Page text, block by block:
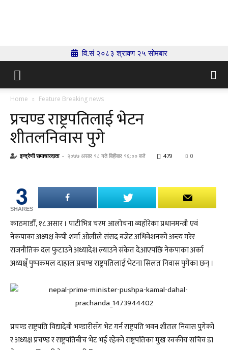
वि.सं २०८३ श्रावण २५ सोमबार
Home Feature Breaking news
प्रचण्ड राष्ट्रपतिलाई भेटन
शीतलनिवास पुगे
इन्द्रेणी समाचारदाता - २०७७ असार १८ गते बिहीबार १६:०० बजे 479 0
3
SHARES
काठमाडौँ, १८ असार । पाटीभित्र चरम आलोचना व्यहोरेका प्रधानमन्त्री एवं
नेकपाका अध्यक्ष केपी शर्मा ओलीले संसद बजेट अधिवेशनको अन्त्य गरेर
राजनीतिक दल फुटाउने अध्यादेश ल्याउने संकेत देआएपछि नेकपाका अर्का
अध्यक्ष्ँ पुष्पकमल दाहाल प्रचण्ड राष्ट्रपतिलाई भेटना सिलत निवास पुगेका छन् ।
प्रचण्ड राष्ट्रपति विद्यादेवी भण्डारीसँग भेट गर्न राष्ट्रपति भवन शीतल निवास पुगेको
र अध्यक्ष प्रचण्ड र राष्ट्रपतिबीच भेट भई रहेको राष्ट्रपतिका मुख स्वकीय सचिव डा